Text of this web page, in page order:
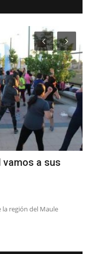
vamos a sus
región del Maule